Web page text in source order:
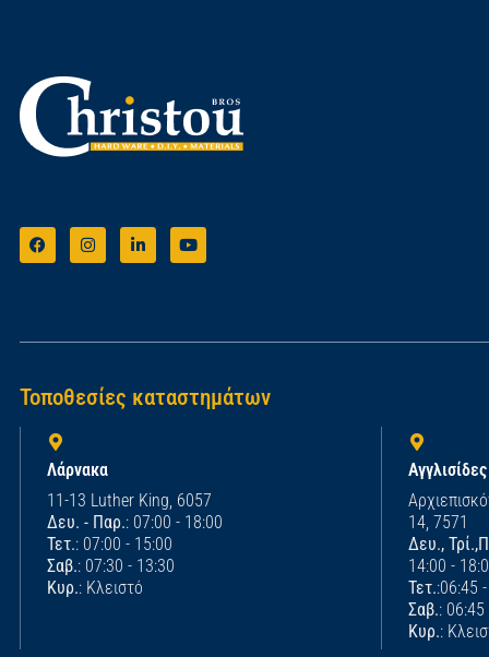
Τοποθεσίες καταστημάτων
Λάρνακα
11-13 Luther King, 6057
Δευ. - Παρ.: 07:00 - 18:00
Τετ.: 07:00 - 15:00
Σαβ.: 07:30 - 13:30
Κυρ.: Κλειστό
Αγγλισίδες
14, 7571
Δευ.,
14:00 -
Τετ.:06:45
Σαβ.:
Κυρ.: